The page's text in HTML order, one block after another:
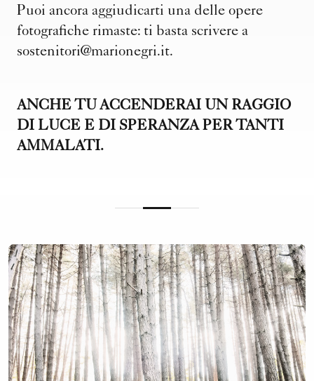
Puoi ancora aggiudicarti una delle opere
fotografiche rimaste: ti basta scrivere a
sostenitori@marionegri.it.
ANCHE TU ACCENDERAI UN RAGGIO
DI LUCE E DI SPERANZA PER TANTI
AMMALATI.